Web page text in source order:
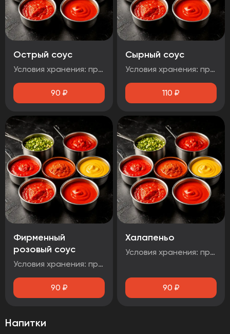
Острый соус
Условия хранения: при температуре от плюс 2°C до плюс 4°C Срок годности: 48 часов Т.У 10.71. 11-001-48751922-2017 Рекомендуется употребить сразу после вскрытия упаковки Без ГМО
90 ₽
Сырный соус
Условия хранения: при температуре от плюс 2°C до плюс 4°C Срок годности: 48 часов Т.У 10.71. 11-001-48751922-2017 Рекомендуется употребить сразу после вскрытия упаковки Без ГМО
110 ₽
Фирменный
розовый соус
Условия хранения: при температуре от плюс 2°C до плюс 4°C Срок годности: 48 часов Т.У 10.71. 11-001-48751922-2017 Рекомендуется употребить сразу после вскрытия упаковки Без ГМ
90 ₽
Халапеньо
Условия хранения: при температуре от плюс 2°C до плюс 4°C Срок годности: 48 часов Т.У 10.71. 11-001-48751922-2017 Рекомендуется употребить сразу после вскрытия упаковки Без ГМО
90 ₽
Напитки